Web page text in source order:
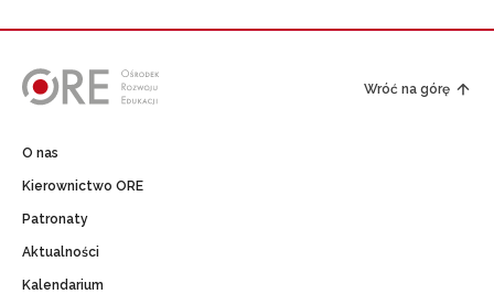
Wróć na górę
O nas
Kierownictwo ORE
Patronaty
Aktualności
Kalendarium